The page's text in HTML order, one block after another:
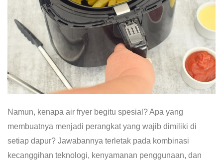
Namun, kenapa air fryer begitu spesial? Apa yang
membuatnya menjadi perangkat yang wajib dimiliki di
setiap dapur? Jawabannya terletak pada kombinasi
kecanggihan teknologi, kenyamanan penggunaan, dan